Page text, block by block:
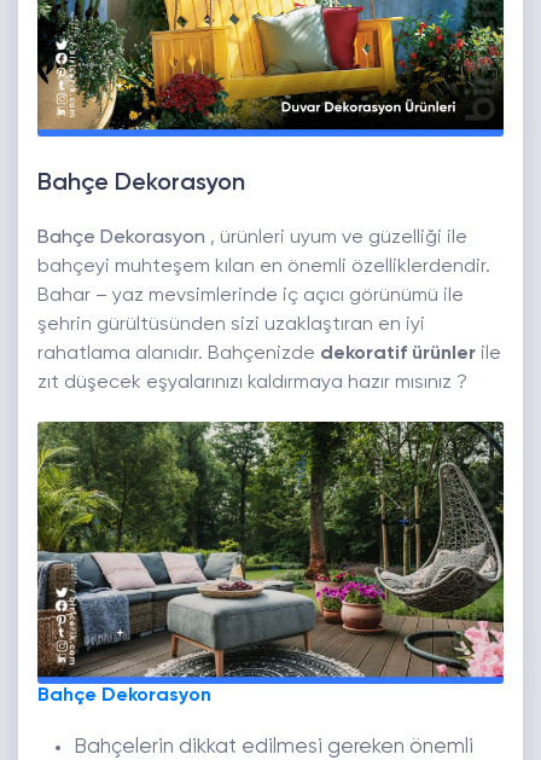
Bahçe Dekorasyon
Bahçe Dekorasyon , ürünleri uyum ve güzelliği ile
bahçeyi muhteşem kılan en önemli özelliklerdendir.
Bahar – yaz mevsimlerinde iç açıcı görünümü ile
şehrin gürültüsünden sizi uzaklaştıran en iyi
rahatlama alanıdır. Bahçenizde dekoratif ürünler ile
zıt düşecek eşyalarınızı kaldırmaya hazır mısınız ?
Bahçe Dekorasyon
Bahçelerin dikkat edilmesi gereken önemli